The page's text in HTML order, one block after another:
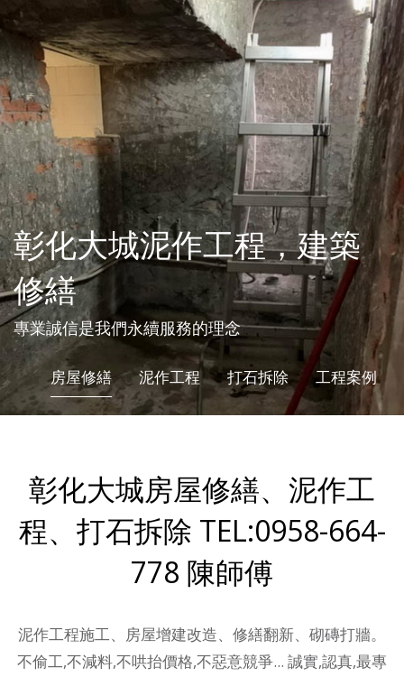
彰化大城泥作工程，建築
修繕
專業誠信是我們永續服務的理念
房屋修繕 泥作工程 打石拆除 工程案例
彰化大城房屋修繕、泥作工
程、打石拆除 TEL:0958-664-
778 陳師傅
泥作工程施工、房屋增建改造、修繕翻新、砌磚打牆。
不偷工,不減料,不哄抬價格,不惡意競爭... 誠實,認真,最專